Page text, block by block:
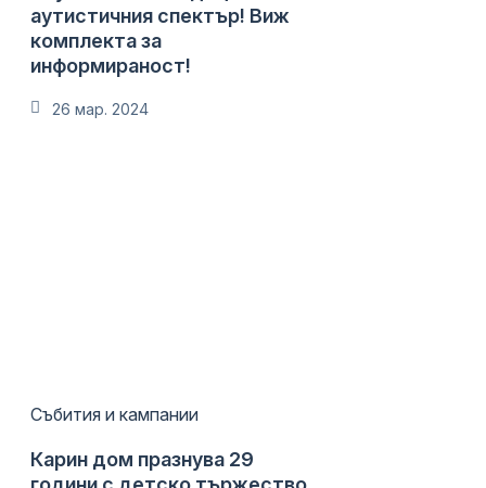
аутистичния спектър! Виж
комплекта за
информираност!
26 мар. 2024
Събития и кампании
Карин дом празнува 29